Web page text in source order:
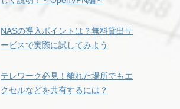
NASの導入ポイントは？無料貸出サ
ービスで実際に試してみよう
テレワーク必見！離れた場所でもエ
クセルなどを共有するには？